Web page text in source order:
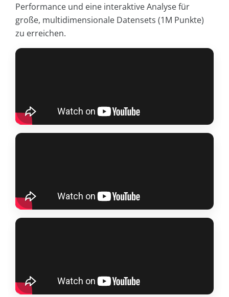
Performance und eine interaktive Analyse für
große, multidimensionale Datensets (1M Punkte)
zu erreichen.